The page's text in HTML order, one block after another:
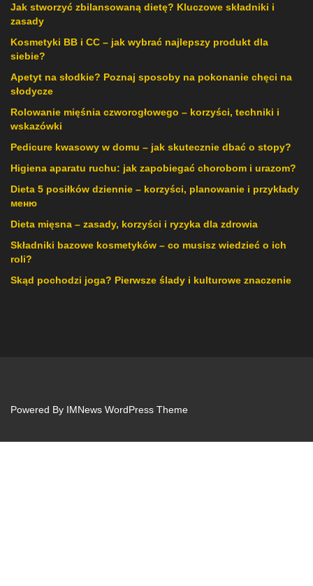
Jak stworzyć zbilansowaną dietę? Kluczowe składniki i
zasady
Kosmetyki BB i CC – jak wybrać najlepszy produkt dla
siebie?
Apetyt na słodkie? Poznaj sposoby na pokonanie chęci na
słodycze
Rolowanie mięśnia czworogłowego – korzyści, techniki i
wskazówki
Pedicure kwasowy w domu – jak skutecznie dbać o stopy?
Higiena aparatu ruchu: jak zapobiegać chorobom i urazom?
Dieta 5 posiłków dziennie – korzyści, planowanie i przykłady
меню
Dieta mięsna – zasady, korzyści i ryzyka dla zdrowia
Składniki bazowe kosmetyków – co musisz wiedzieć o ich
roli?
Skąd pochodzi joga? Pierwsze ślady i kulturowe znaczenie
Powered By IMNews WordPress Theme